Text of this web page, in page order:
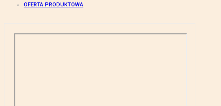
OFERTA PRODUKTOWA